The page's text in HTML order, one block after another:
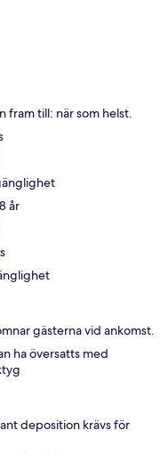
fram till: när som helst.
år
gästerna vid ankomst.
ha översatts med
deposition krävs för